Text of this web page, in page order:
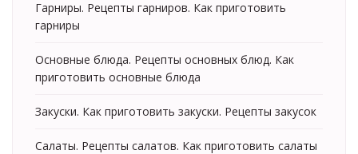
Гарниры. Рецепты гарниров. Как приготовить
гарниры
Основные блюда. Рецепты основных блюд. Как
приготовить основные блюда
Закуски. Как приготовить закуски. Рецепты закусок
Салаты. Рецепты салатов. Как приготовить салаты